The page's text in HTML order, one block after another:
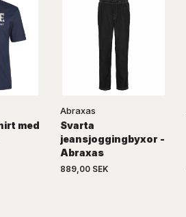
med
Abraxas
Svarta
jeansjoggingbyxor -
Abraxas
889,00 SEK